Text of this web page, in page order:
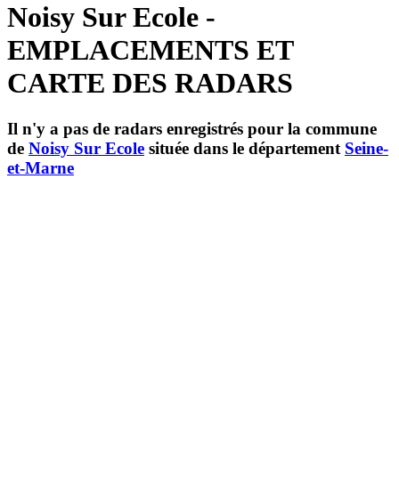
Noisy Sur Ecole -
EMPLACEMENTS ET
CARTE DES RADARS
Il n'y a pas de radars enregistrés pour la commune
de Noisy Sur Ecole située dans le département Seine-
et-Marne